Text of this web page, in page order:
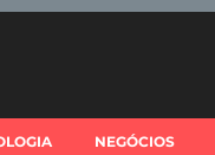
NEGÓCIOS